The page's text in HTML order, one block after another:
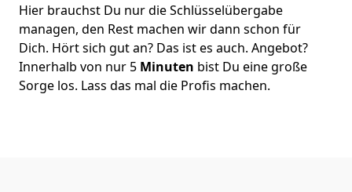
Hier brauchst Du nur die Schlüsselübergabe
managen, den Rest machen wir dann schon für
Dich. Hört sich gut an? Das ist es auch. Angebot?
Innerhalb von nur 5 Minuten bist Du eine große
Sorge los. Lass das mal die Profis machen.